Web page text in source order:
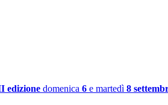
edizione domenica 6 e martedì 8